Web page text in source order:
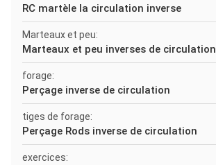
RC martèle la circulation inverse
Marteaux et peu:
Marteaux et peu inverses de circulation
forage:
Perçage inverse de circulation
tiges de forage:
Perçage Rods inverse de circulation
exercices: